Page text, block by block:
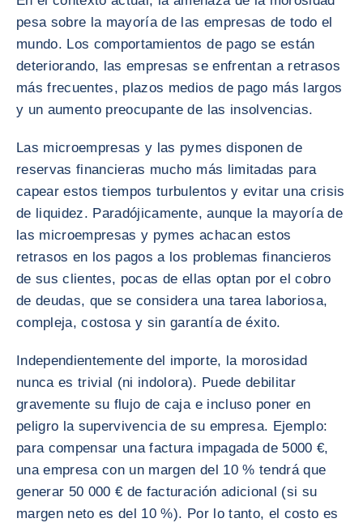
pesa sobre la mayoría de las empresas de todo el
mundo. Los comportamientos de pago se están
deteriorando, las empresas se enfrentan a retrasos
más frecuentes, plazos medios de pago más largos
y un aumento preocupante de las insolvencias.
Las microempresas y las pymes disponen de
reservas financieras mucho más limitadas para
capear estos tiempos turbulentos y evitar una crisis
de liquidez. Paradójicamente, aunque la mayoría de
las microempresas y pymes achacan estos
retrasos en los pagos a los problemas financieros
de sus clientes, pocas de ellas optan por el cobro
de deudas, que se considera una tarea laboriosa,
compleja, costosa y sin garantía de éxito.
Independientemente del importe, la morosidad
nunca es trivial (ni indolora). Puede debilitar
gravemente su flujo de caja e incluso poner en
peligro la supervivencia de su empresa. Ejemplo:
para compensar una factura impagada de 5000 €,
una empresa con un margen del 10 % tendrá que
generar 50 000 € de facturación adicional (si su
margen neto es del 10 %). Por lo tanto, el costo es